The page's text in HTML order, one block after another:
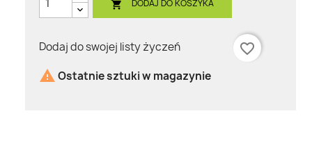
 DODAJ DO KOSZYKA
Dodaj do swojej listy życzeń
favorite_border
 Ostatnie sztuki w magazynie